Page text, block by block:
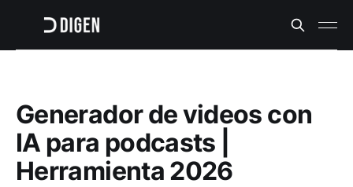
Generador de videos con
IA para podcasts |
Herramienta 2026